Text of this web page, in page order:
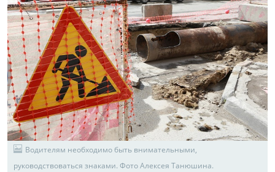
Водителям необходимо быть внимательными,
руководствоваться знаками. Фото Алексея Танюшина.